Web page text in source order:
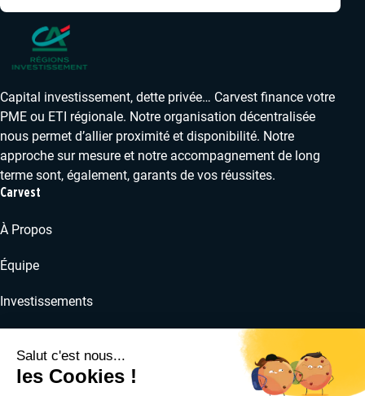
Capital investissement, dette privée… Carvest finance votre
PME ou ETI régionale. Notre organisation décentralisée
nous permet d’allier proximité et disponibilité. Notre
approche sur mesure et notre accompagnement de long
terme sont, également, garants de vos réussites.
Carvest
À Propos
Équipe
Investissements
Actualités